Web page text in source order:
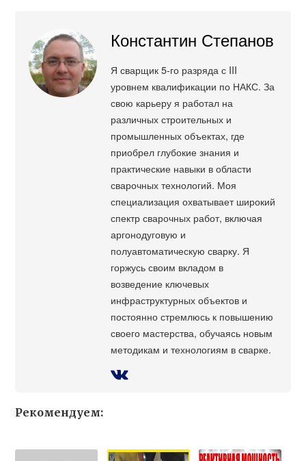
Константин Степанов
Я сварщик 5-го разряда с III
уровнем квалификации по НАКС. За
свою карьеру я работал на
различных строительных и
промышленных объектах, где
приобрел глубокие знания и
практические навыки в области
сварочных технологий. Моя
специализация охватывает широкий
спектр сварочных работ, включая
аргонодуговую и
полуавтоматическую сварку. Я
горжусь своим вкладом в
возведение ключевых
инфраструктурных объектов и
постоянно стремлюсь к повышению
своего мастерства, обучаясь новым
методикам и технологиям в сварке.
Рекомендуем: